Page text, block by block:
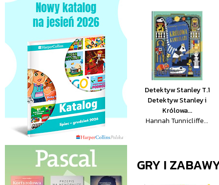
Detektyw Stanley T.1
Detektyw Stanley i
Królowa...
Hannah Tunnicliffe...
GRY I